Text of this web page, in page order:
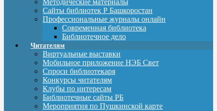
Методические материалы
Сайты библиотек Р Башкоростан
Профессиональные журналы онлайн
Современная библиотека
Библиотечное дело
Читателям
Виртуальные выставки
Мобильное приложение НЭБ Свет
Спроси библиотекаря
Конкурсы читателям
Клубы по интересам
Библиотечные сайты РБ
Мероприятия по Пушкинской карте